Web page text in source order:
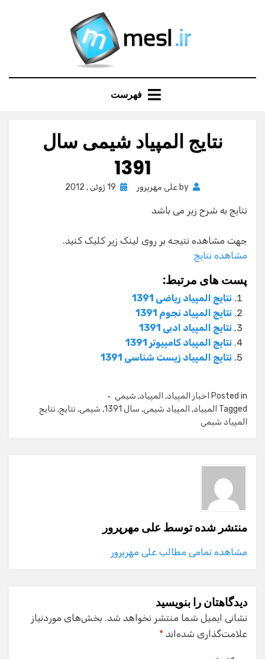
فهرست
نتایج المپیاد شیمی سال
1391
by علی مهرپرور
Posted
19 ژوئن , 2012
نتایج به شرح زیر می باشد
جهت مشاهده نتیجه بر روی لینک زیر کلیک کنید.
مشاهده نتایج
پست های مرتبط:
نتایج المپیاد ریاضی 1391
نتایج المپیاد نجوم 1391
نتایج المپیاد ادبی 1391
نتایج المپیاد کامپیوتر 1391
نتایج المپیاد زیست شناسی 1391
Posted in اخبار المپیاد, المپیاد, شیمی
Tagged المپیاد, المپیاد شیمی, سال 1391 , شیمی, نتایج, نتایج
المپیاد شیمی
منتشر شده توسطعلی مهرپرور
مشاهده تمامی مطالب علی مهرپرور
دیدگاهتان را بنویسید
نشانی ایمیل شما منتشر نخواهد شد. بخش‌های موردنیاز
علامت‌گذاری شده‌اند *